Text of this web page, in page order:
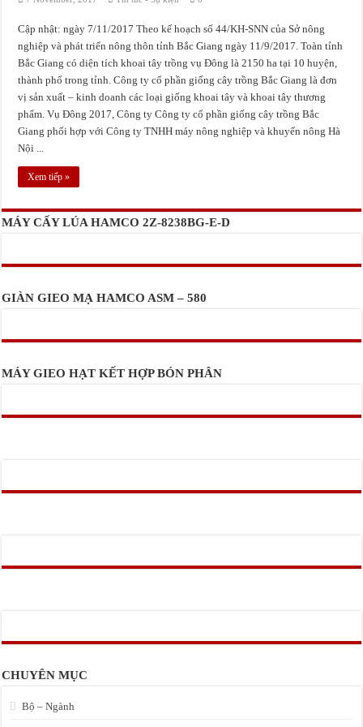
Tọa đàm về đánh giá rủi ro và giảm thiểu nguy cơ mất an toàn lao động trong
Công ty TNHH Mía Đường Nghệ An (NASU) chuẩn bị vào vụ 2017 – 2018
Cập nhật: ngày 7/11/2017 Theo kế hoạch số 44/KH-SNN của Sở nông
nghiệp và phát triển nông thôn tỉnh Bắc Giang ngày 11/9/2017. Toàn tỉnh
Bắc Giang có diện tích khoai tây trồng vụ Đông là 2150 ha tại 10 huyện,
thành phố trong tỉnh. Công ty cổ phần giống cây trồng Bắc Giang là đơn
vị sản xuất – kinh doanh các loại giống khoai tây và khoai tây thương
phẩm. Vụ Đông 2017, Công ty Công ty cổ phần giống cây trồng Bắc
Giang phối hợp với Công ty TNHH máy nông nghiệp và khuyến nông Hà
Nội ...
Xem tiếp »
MÁY CẤY LÚA HAMCO 2Z-8238BG-E-D
GIÀN GIEO MẠ HAMCO ASM – 580
MÁY GIEO HẠT KẾT HỢP BÓN PHÂN
CHUYÊN MỤC
Bộ – Ngành